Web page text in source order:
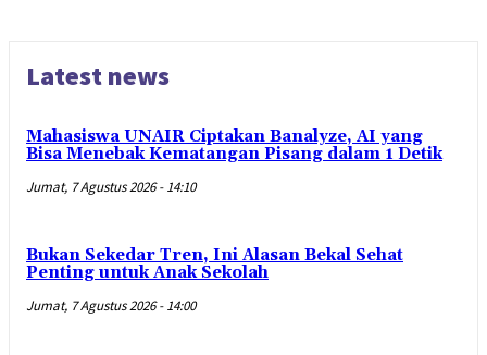
Latest news
Mahasiswa UNAIR Ciptakan Banalyze, AI yang
Bisa Menebak Kematangan Pisang dalam 1 Detik
Jumat, 7 Agustus 2026 - 14:10
Bukan Sekedar Tren, Ini Alasan Bekal Sehat
Penting untuk Anak Sekolah
Jumat, 7 Agustus 2026 - 14:00